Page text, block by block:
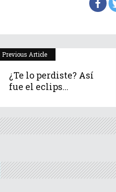
Previous Article
¿Te lo perdiste? Así
fue el eclips...